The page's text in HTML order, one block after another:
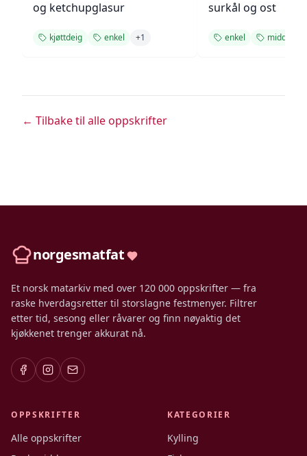
og ketchupglasur
kjøttdeig enkel +1
surkål og ost
enkel middag
← Tilbake til alle oppskrifter
norgesmatfat
Et norsk matarkiv med over 120 000 oppskrifter — fra
raske hverdagsretter til storslagne festmenyer. Filtrer
etter tid, sesong eller råvarer og finn nøyaktig det
kjøkkenet trenger akkurat nå.
OPPSKRIFTER
Alle oppskrifter
KATEGORIER
Kylling